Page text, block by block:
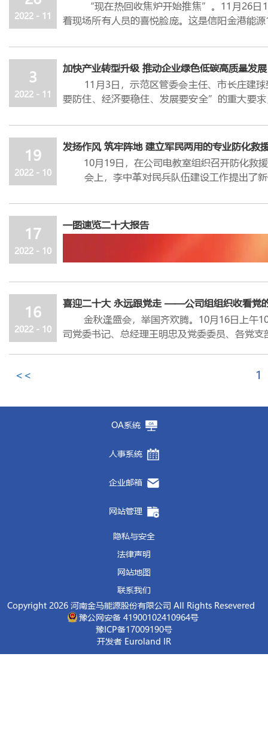
生产部结合实际情况，及时进行调班，决定
行。
协调各车间及子公司首先在本部门区域内自行
确保在厂人员有一个良好的休息和生活环境。
防疫尚未结束，发展不能停歇，公司将坚持
2022 - 11
“现在热回收焦炉开始推焦” 。 11 月26日
着现场所有人员的喜悦脸庞。这是信阳金港能源
该项目采用清洁环保智能型卧式热回收焦炉
能换热、高效发电、源头环保”的全新环保模
下，所有参建单位和参建人员克服疫情管控、
调度，集中多方优势力量，创新管理，确保
息”的企业精神，以顽强斗志和务实作风投入
信阳金港能源159万吨/年焦化节能技改项
现。项目建成后，将进一步加快推动实现金马
也为金马能源构建布局合理、装备先进、产品
3
2022 - 11
加快产业转型升级 推动企业绿色低碳高质量发展
11 月3日，示范区管委会主任、市长庄建
要防住、经济要稳住、发展要安全” 的重大要
庄建球一行首先参观了180万吨/年装备大
全国最大的顶装焦炉，具有装备大型化、生产
目投产后可进一步延链发展精细化工、新型材
并极大提升园区集聚集约集群发展水平，带动
源化工20万吨
年苯加氢项目。
改，确保企业安全、高效开展生产作业。
19
2022 - 10
发扬作风 筑牢阵地 建立军民两用的专业防化救
10月19日，在公司电教室组织召开防化救
会上，李中革对民兵队伍建设工作提出了新
献。
民兵是中国共产党领导的在长期革命战争中
作用。中华人民共和国成立后，民兵制度已成
《关于做好2022年全省民兵组织整顿工作的通
进、自强不息的企业精神，获得了市武装部领导
17
2022 - 10
一图速览二十大报告
16
2022 - 10
喜迎二十大 永远跟党走 ——公司组组织收看党
金秋逢盛会，举国齐欢腾。 10月16日上午
司党委书记、总经理王明忠及党委委员、各党
中国共产党第二十次全国代表大会，是在全
目标进军的关键时刻召开的一次十分重要的大
全国各族人民高举中国特色社会主义伟大旗帜
创新，踔厉奋发、勇毅前行，为全面建设社会
<< 1
OA系统
人事系统
企业邮箱
网站管理
隐私与安全
法律声明
网站地图
联系我们
Copyright 2026 河南金马能源股份有限公司 All Rights Resevered
豫公网安备 41900102410964号
豫ICP备17009190号
开发者 Euroland IR